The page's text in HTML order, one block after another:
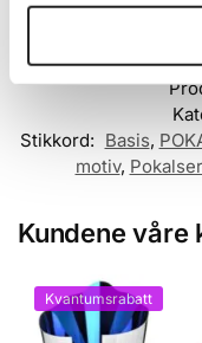
Stikkord: Basis,
motiv,
Kundene våre
Kvantumsrabatt